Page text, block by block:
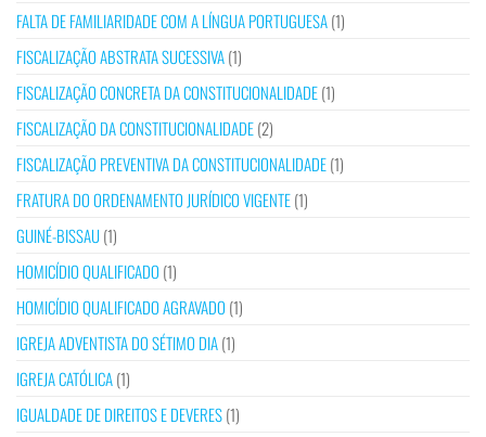
FALTA DE FAMILIARIDADE COM A LÍNGUA PORTUGUESA(1)
FISCALIZAÇÃO ABSTRATA SUCESSIVA(1)
FISCALIZAÇÃO CONCRETA DA CONSTITUCIONALIDADE(1)
FISCALIZAÇÃO DA CONSTITUCIONALIDADE(2)
FISCALIZAÇÃO PREVENTIVA DA CONSTITUCIONALIDADE(1)
FRATURA DO ORDENAMENTO JURÍDICO VIGENTE(1)
GUINÉ-BISSAU(1)
HOMICÍDIO QUALIFICADO (1)
HOMICÍDIO QUALIFICADO AGRAVADO (1)
IGREJA ADVENTISTA DO SÉTIMO DIA(1)
IGREJA CATÓLICA(1)
IGUALDADE DE DIREITOS E DEVERES(1)